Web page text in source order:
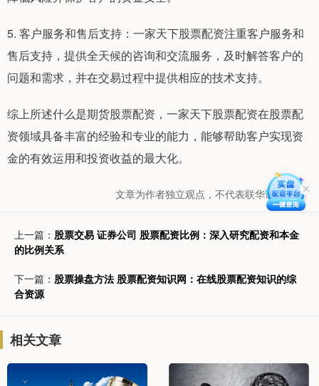
5. 客户服务和售后支持：一家天下股票配资注重客户服务和
售后支持，提供全天候的咨询和交流服务，及时解答客户的
问题和需求，并在交易过程中提供相应的技术支持。
综上所述什么是期货股票配资，一家天下股票配资在股票配
资领域具备丰富的经验和专业的能力，能够帮助客户实现资
金的有效运用和投资收益的最大化。
文章为作者独立观点，不代表联华证券观点
上一篇： 股票交易 证券公司 股票配资比例：深入研究配资和本金
的比例关系
下一篇： 股票操盘方法 股票配资知识网：在线股票配资知识的综
合资源
相关文章